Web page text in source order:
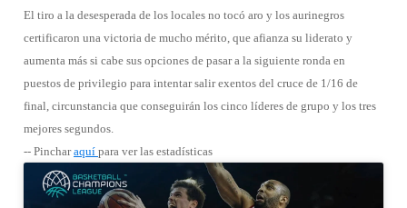
El tiro a la desesperada de los locales no tocó aro y los aurinegros
certificaron una victoria de mucho mérito, que afianza su liderato y
aumenta más si cabe sus opciones de pasar a la siguiente ronda en
puestos de privilegio para intentar salir exentos del cruce de 1/16 de
final, circunstancia que conseguirán los cinco líderes de grupo y los tres
mejores segundos.
-- Pincharaquí para ver las estadísticas